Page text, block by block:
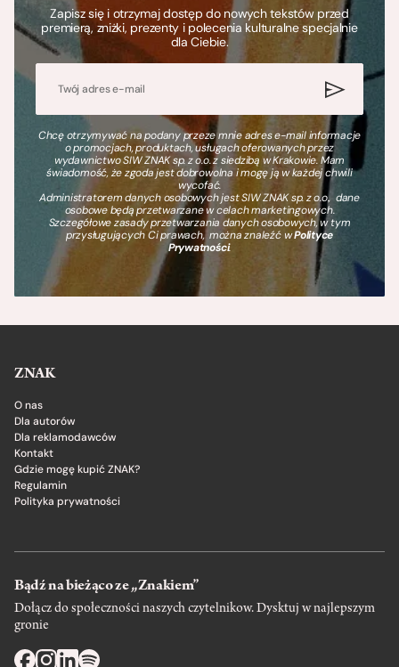
Zapisz się i otrzymaj dostęp do nowych tekstów przed
premierą, zniżki, prezenty i polecenia kulturalne specjalnie
dla Ciebie.
Chcę otrzymywać na podany przeze mnie adres e-mail informacje
o promocjach, produktach, usługach oferowanych przez
wydawnictwo SIW ZNAK sp. z o.o. z siedzibą w Krakowie. Mam
świadomość, że zgoda jest dobrowolna i mogę ją w każdej chwili
wycofać.
Administratorem danych osobowych jest SIW ZNAK sp. z o.o., dane
osobowe będą przetwarzane w celach marketingowych.
Szczegółowe zasady przetwarzania danych osobowych, w tym
przysługujących Ci prawach, można znaleźć wPolityce
Prywatności.
ZNAK
O nas
Dla autorów
Dla reklamodawców
Kontakt
Gdzie mogę kupić ZNAK?
Regulamin
Polityka prywatności
Bądź na bieżąco ze „Znakiem”
Dołącz do społeczności naszych czytelnikow. Dysktuj w najlepszym
gronie